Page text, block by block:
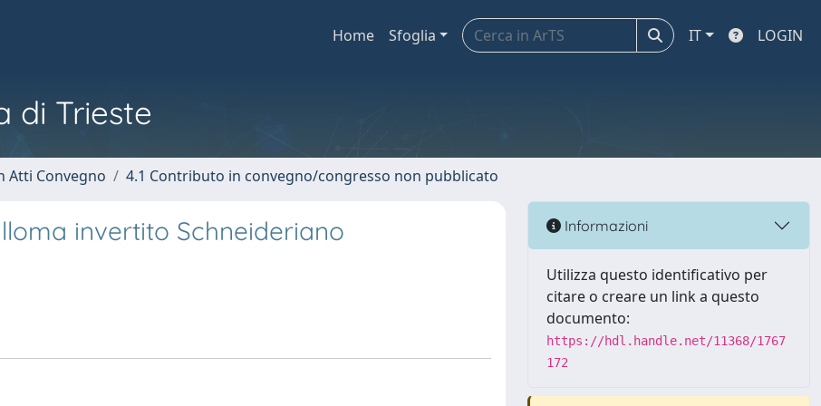
Home Sfoglia IT LOGIN
di Trieste
Atti Convegno 4.1 Contributo in convegno/congresso non pubblicato
invertito Schneideriano
Informazioni
Utilizza questo identificativo per
citare o creare un link a questo
documento:
https://hdl.handle.net/11368/1767
172